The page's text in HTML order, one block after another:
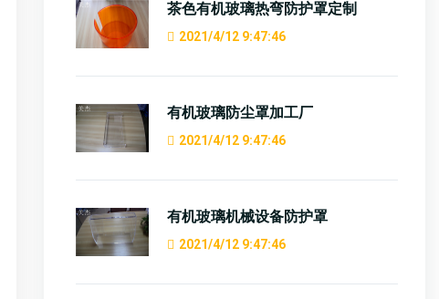
茶色有机玻璃热弯防护罩定制
2021/4/12 9:47:46
有机玻璃防尘罩加工厂
2021/4/12 9:47:46
有机玻璃机械设备防护罩
2021/4/12 9:47:46